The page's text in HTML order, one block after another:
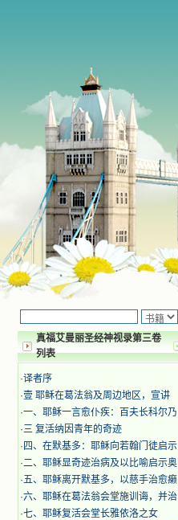
真福艾曼丽圣经神视录第三卷
列表
·译者序
·壹 耶稣在葛法翁及周边地区，宣讲
·一、耶稣一言愈仆疾：百夫长科尔乃
·三 复活纳因青年的奇迹
· 四、在默基多：耶稣向若翰门徒启示
·二、耶稣显奇迹治病及以比喻启示奥
·五、耶稣离开默基多，以慈手治愈癞
·六、耶稣在葛法翁会堂施训诲，并治
·七、耶稣复活会堂长雅依洛之女